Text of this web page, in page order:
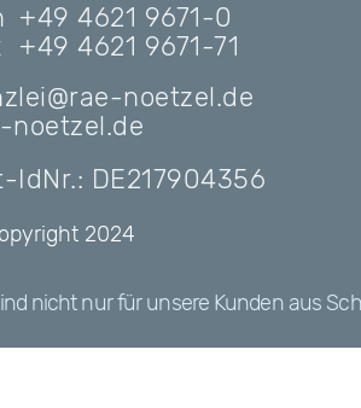
+49 4621 9671-0
+49 4621 9671-71
noetzel.de
noetzel.de
IdNr.: DE217904356
2024
nicht nur für unsere Kunden aus